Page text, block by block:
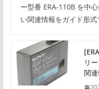
ー型番 ERA-110B を中
い関連情報をガイド形
リ
関